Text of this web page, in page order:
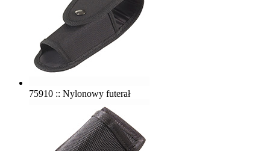
75910 :: Nylonowy futerał